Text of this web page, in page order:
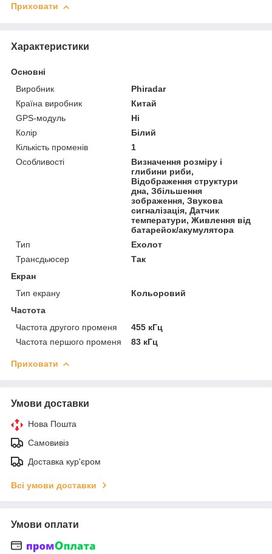
Приховати
Характеристики
Основні
Виробник
Phiradar
Країна виробник
Китай
GPS-модуль
Ні
Колір
Білий
Кількість променів
1
Особливості
Визначення розміру і
глибини риби,
Відображення структури
дна, Збільшення
зображення, Звукова
сигналізація, Датчик
температури, Живлення від
батарейок/акумулятора
Тип
Ехолот
Трансдьюсер
Так
Екран
Тип екрану
Кольоровий
Частота
Частота другого променя
455 кГц
Частота першого променя
83 кГц
Приховати
Умови доставки
Нова Пошта
Самовивіз
Доставка кур'єром
Всі умови доставки
Умови оплати